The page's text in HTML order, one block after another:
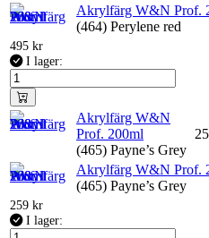
Akrylfärg W&N Prof.
(464) Perylene red
495 kr
I lager:
Akrylfärg W&N
Prof. 200ml
(465) Payne’s Grey
Akrylfärg W&N Prof.
(465) Payne’s Grey
259 kr
I lager: